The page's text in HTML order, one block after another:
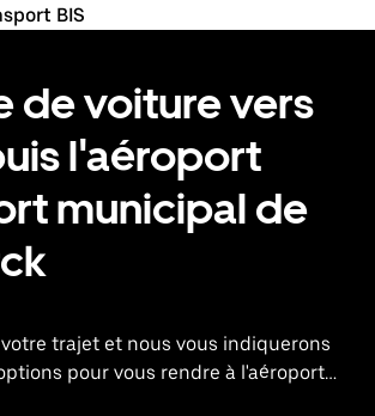
BIS
de voiture vers
l'aéroport
municipal de
trajet et nous vous indiquerons
pour vous rendre à l'aéroport